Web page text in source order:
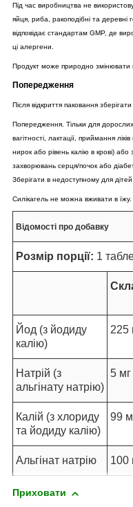
Під час виробництва не
яйця, риба, ракоподібні та деревні
відповідає стандартам GMP, де
ці алергени.
Продукт може природно змінювати
Попередження
Після відкриття паковання
Попередження. Тільки для
вагітності, лактації, приймання
нирок або рівень калію в крові)
захворювань серця/почок або
Зберігати в недоступному для дітей
Силікагель не можна вживати в їжу.
Відомості про добавку
Розмір порції: 1
Йод (з йодиду
калію)
225
Натрій (з
альгінату натрію)
5 мг
Калій (з хлориду
та йодиду калію)
99
Альгінат натрію 100
Приховати